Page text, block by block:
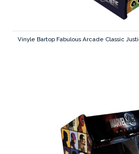
Vinyle Bartop Fabulous Arcade Classic